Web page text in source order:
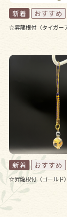
☆昇龍根付（タイガーア
☆昇龍根付（ゴールド）